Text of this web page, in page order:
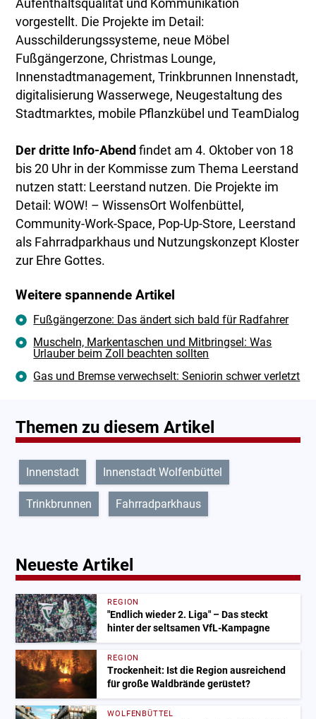
Aufenthaltsqualität und Kommunikation
vorgestellt. Die Projekte im Detail:
Ausschilderungssysteme, neue Möbel
Fußgängerzone, Christmas Lounge,
Innenstadtmanagement, Trinkbrunnen Innenstadt,
digitalisierung Wasserwege, Neugestaltung des
Stadtmarktes, mobile Pflanzkübel und TeamDialog
Der dritte Info-Abend findet am 4. Oktober von 18
bis 20 Uhr in der Kommisse zum Thema Leerstand
nutzen statt: Leerstand nutzen. Die Projekte im
Detail: WOW! – WissensOrt Wolfenbüttel,
Community-Work-Space, Pop-Up-Store, Leerstand
als Fahrradparkhaus und Nutzungskonzept Kloster
zur Ehre Gottes.
Weitere spannende Artikel
Fußgängerzone: Das ändert sich bald für Radfahrer
Muscheln, Markentaschen und Mitbringsel: Was
Urlauber beim Zoll beachten sollten
Gas und Bremse verwechselt: Seniorin schwer verletzt
Themen zu diesem Artikel
Innenstadt Innenstadt Wolfenbüttel
Trinkbrunnen Fahrradparkhaus
Neueste Artikel
REGION
"Endlich wieder 2. Liga" – Das steckt
hinter der seltsamen VfL-Kampagne
REGION
Trockenheit: Ist die Region ausreichend
für große Waldbrände gerüstet?
WOLFENBÜTTEL